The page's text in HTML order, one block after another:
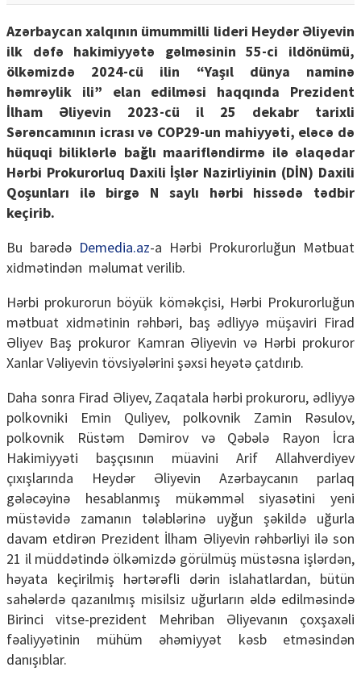
Azərbaycan xalqının ümummilli lideri Heydər Əliyevin
ilk dəfə hakimiyyətə gəlməsinin 55-ci ildönümü,
ölkəmizdə 2024-cü ilin “Yaşıl dünya naminə
həmrəylik ili” elan edilməsi haqqında Prezident
İlham Əliyevin 2023-cü il 25 dekabr tarixli
Sərəncamının icrası və COP29-un mahiyyəti, eləcə də
hüquqi biliklərlə bağlı maarifləndirmə ilə əlaqədar
Hərbi Prokurorluq Daxili İşlər Nazirliyinin (DİN) Daxili
Qoşunları ilə birgə N saylı hərbi hissədə tədbir
keçirib.
Bu barədə Demedia.az-a Hərbi Prokurorluğun Mətbuat
xidmətindən məlumat verilib.
Hərbi prokurorun böyük köməkçisi, Hərbi Prokurorluğun
mətbuat xidmətinin rəhbəri, baş ədliyyə müşaviri Firad
Əliyev Baş prokuror Kamran Əliyevin və Hərbi prokuror
Xanlar Vəliyevin tövsiyələrini şəxsi heyətə çatdırıb.
Daha sonra Firad Əliyev, Zaqatala hərbi prokuroru, ədliyyə
polkovniki Emin Quliyev, polkovnik Zamin Rəsulov,
polkovnik Rüstəm Dəmirov və Qəbələ Rayon İcra
Hakimiyyəti başçısının müavini Arif Allahverdiyev
çıxışlarında Heydər Əliyevin Azərbaycanın parlaq
gələcəyinə hesablanmış mükəmməl siyasətini yeni
müstəvidə zamanın tələblərinə uyğun şəkildə uğurla
davam etdirən Prezident İlham Əliyevin rəhbərliyi ilə son
21 il müddətində ölkəmizdə görülmüş müstəsna işlərdən,
həyata keçirilmiş hərtərəfli dərin islahatlardan, bütün
sahələrdə qazanılmış misilsiz uğurların əldə edilməsində
Birinci vitse-prezident Mehriban Əliyevanın çoxşaxəli
fəaliyyətinin mühüm əhəmiyyət kəsb etməsindən
danışıblar.